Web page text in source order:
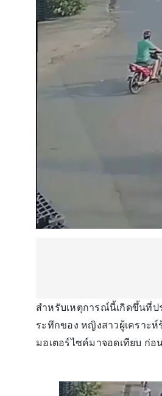
สำหรับเหตุการณ์นี้เกิดขึ้นที่ป
ระทึกของ หญิงสาวผู้เคราะ
มอเตอร์ไซค์มาจอดเทียบ ก่อ